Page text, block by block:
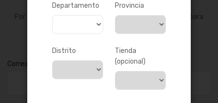
Por favor introduzca su dirección de correo electrónico para
recibir un enlace de restablecimiento de contraseña.
Correo electrónico
Departamento Provincia
Distrito
Tienda
(opcional)